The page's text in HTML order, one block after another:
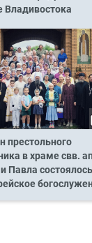
Владивостока
престольного
в храме свв.
Павла состоялось